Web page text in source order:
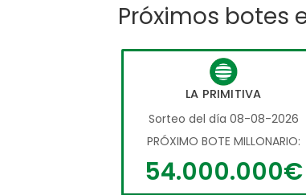
Próximos botes
LA PRIMITIVA
Sorteo del día 08-08-2026
PRÓXIMO BOTE MILLONARIO:
54.000.000€